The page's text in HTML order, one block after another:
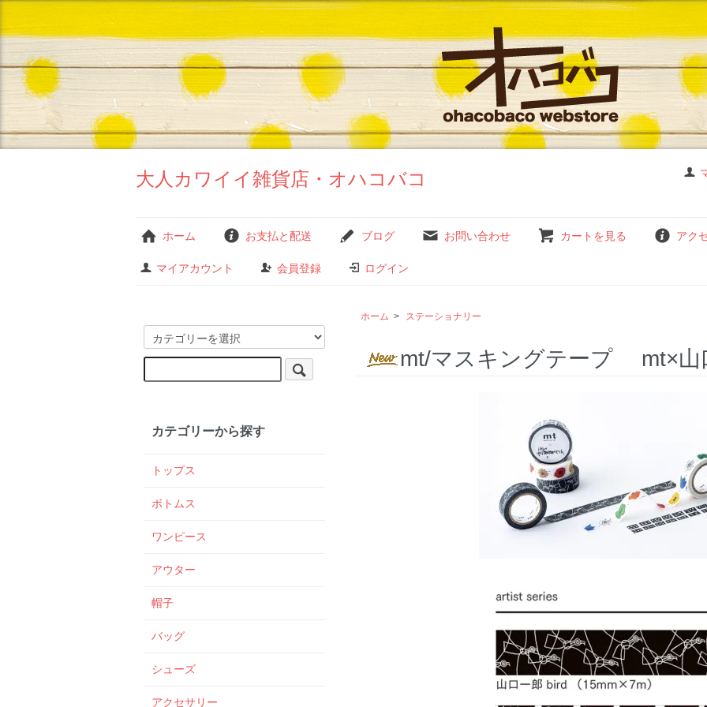
大人カワイイ雑貨店・オハコバコ
ホーム お支払と配送 ブログ お問い合わせ カートを見る アク
マイアカウント 会員登録 ログイン
ホーム > ステーショナリー
mt/マスキングテープ mt×山
カテゴリーから探す
トップス
ボトムス
ワンピース
アウター
帽子
バッグ
シューズ
アクセサリー